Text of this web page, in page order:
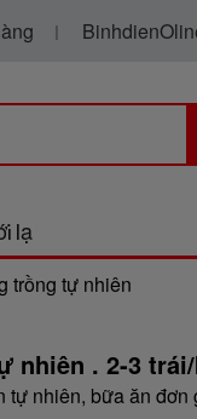
lạ
trồng tự nhiên
nhiên . 2-3
tự nhiên, bữa ăn